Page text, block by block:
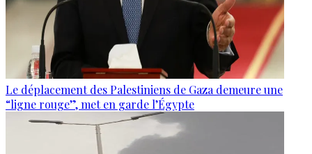
Le déplacement des Palestiniens de Gaza demeure une
“ligne rouge”, met en garde l’Égypte